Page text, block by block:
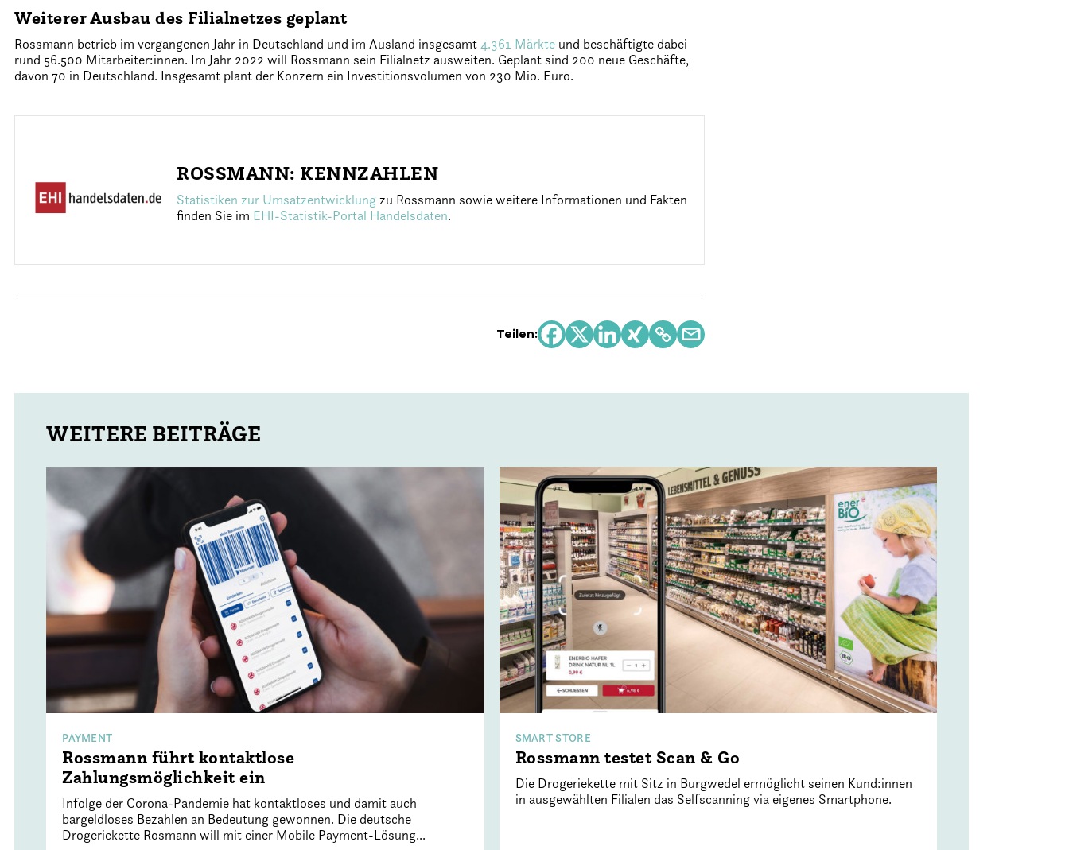
Weiterer Ausbau des Filialnetzes geplant
Rossmann betrieb im vergangenen Jahr in Deutschland und im Ausland insgesamt4.361 Märkte und beschäftigte dabei
rund 56.500 Mitarbeiter:innen. Im Jahr 2022 will Rossmann sein Filialnetz ausweiten. Geplant sind 200 neue Geschäfte,
davon 70 in Deutschland. Insgesamt plant der Konzern ein Investitionsvolumen von 230 Mio. Euro.
ROSSMANN: KENNZAHLEN
Statistiken zur Umsatzentwicklung zu Rossmann sowie weitere Informationen und Fakten
finden Sie im EHI-Statistik-Portal Handelsdaten.
Teilen:
PAYMENT
Rossmann führt kontaktlose
Zahlungsmöglichkeit ein
Infolge der Corona-Pandemie hat kontaktloses und damit auch
bargeldloses Bezahlen an Bedeutung gewonnen. Die deutsche
Drogeriekette Rosmann will mit einer Mobile Payment-Lösung...
SMART STORE
Rossmann testet Scan & Go
Die Drogeriekette mit Sitz in Burgwedel ermöglicht seinen Kund:innen
in ausgewählten Filialen das Selfscanning via eigenes Smartphone.